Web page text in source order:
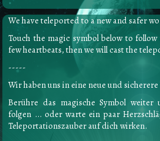
We have teleported to a new and safer
Touch the magic symbol below to
few heartbeats, then we will cast the
-----
Wir haben uns in eine neue und
Berühre das magische Symbol
folgen ... oder warte ein paar
Teleportationszauber auf dich wirken.